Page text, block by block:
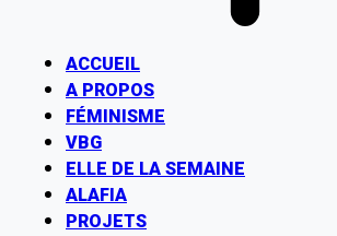
ACCUEIL
A PROPOS
FÉMINISME
VBG
ELLE DE LA SEMAINE
ALAFIA
PROJETS